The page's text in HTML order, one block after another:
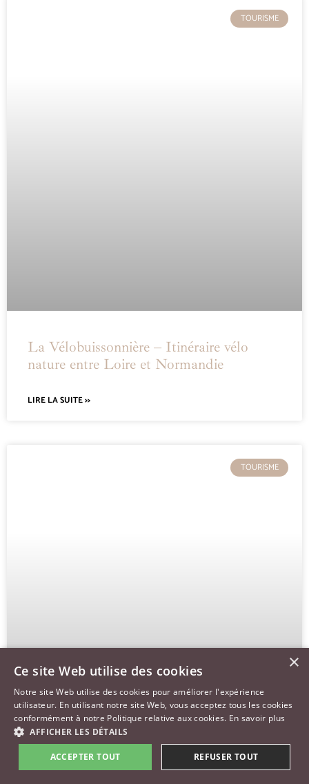
TOURISME
La Vélobuissonnière – Itinéraire vélo
nature entre Loire et Normandie
LIRE LA SUITE >>
TOURISME
×
Ce site Web utilise des cookies
Notre site Web utilise des cookies pour améliorer l'expérience
utilisateur. En utilisant notre site Web, vous acceptez tous les cookies
conformément à notre Politique relative aux cookies. En savoir plus
AFFICHER LES DÉTAILS
ACCEPTER TOUT REFUSER TOUT